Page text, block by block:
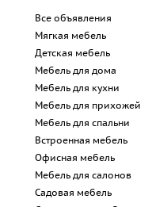
Все объявления
Мягкая мебель
Детская мебель
Мебель для дома
Мебель для кухни
Мебель для прихожей
Мебель для спальни
Встроенная мебель
Офисная мебель
Мебель для салонов
Садовая мебель